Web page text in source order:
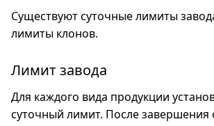
Существуют суточные лимиты
лимиты клонов.
Лимит завода
Для каждого вида продукции
суточный лимит. После завершения